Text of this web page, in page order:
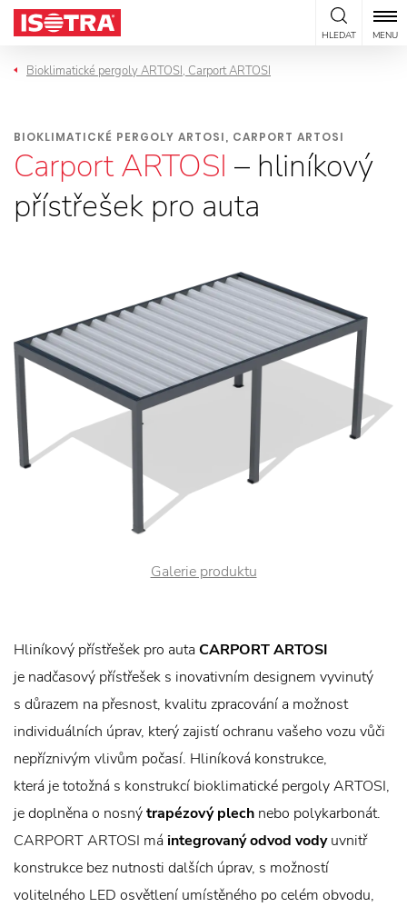
Přeskočit na obsah
HLEDAT MENU
Bioklimatické pergoly ARTOSI, Carport ARTOSI
BIOKLIMATICKÉ PERGOLY ARTOSI, CARPORT ARTOSI
Carport ARTOSI – hliníkový
přístřešek pro auta
Galerie produktu
Hliníkový přístřešek pro autaCARPORT ARTOSI
je nadčasový přístřešek s inovativním designem vyvinutý
s důrazem na přesnost, kvalitu zpracování a možnost
individuálních úprav, který zajistí ochranu vašeho vozu vůči
nepříznivým vlivům počasí. Hliníková konstrukce,
která je totožná s konstrukcí bioklimatické pergoly ARTOSI,
je doplněna o nosnýtrapézový plech nebo polykarbonát.
CARPORT ARTOSI máintegrovaný odvod vodyuvnitř
konstrukce bez nutnosti dalších úprav, s možností
volitelného LED osvětlení umístěného po celém obvodu,